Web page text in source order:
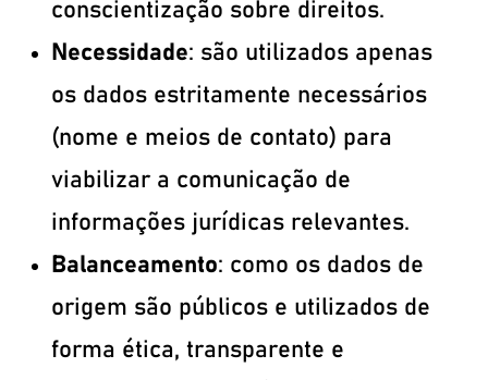
conscientização sobre direitos.
Necessidade: são utilizados apenas
os dados estritamente necessários
(nome e meios de contato) para
viabilizar a comunicação de
informações jurídicas relevantes.
Balanceamento: como os dados de
origem são públicos e utilizados de
forma ética, transparente e